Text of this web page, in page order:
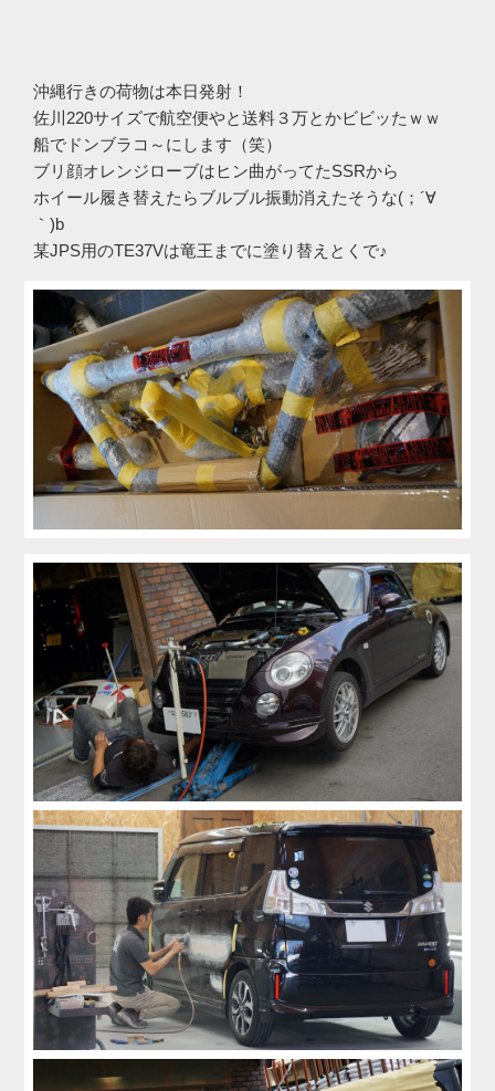
沖縄行きの荷物は本日発射！
佐川220サイズで航空便やと送料３万とかビビッたｗｗ
船でドンブラコ～にします（笑）
ブリ顔オレンジローブはヒン曲がってたSSRから
ホイール履き替えたらブルブル振動消えたそうな(；´∀
｀)b
某JPS用のTE37Vは竜王までに塗り替えとくで♪